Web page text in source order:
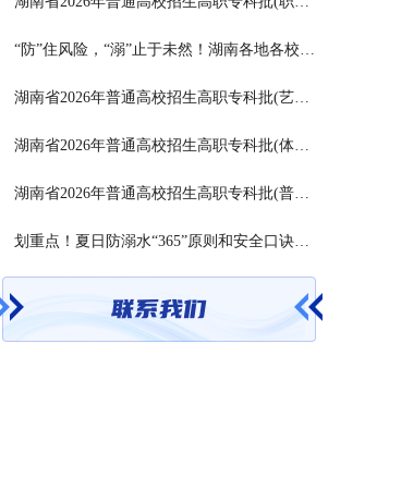
“防”住风险，“溺”止于未然！湖南各地各校打响防溺水“保卫战”
湖南省2026年普通高校招生高职专科批(艺术类)第一次投档分数线
湖南省2026年普通高校招生高职专科批(体育类)第一次投档分数线
湖南省2026年普通高校招生高职专科批(普通类)第一次投档分数线
划重点！夏日防溺水“365”原则和安全口诀一起学